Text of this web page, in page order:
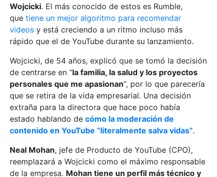
Wojcicki. El más conocido de estos es Rumble,
que tiene un mejor algoritmo para recomendar
videos y está creciendo a un ritmo incluso más
rápido que el de YouTube durante su lanzamiento.
Wojcicki, de 54 años, explicó que se tomó la decisión
de centrarse en “la familia, la salud y los proyectos
personales que me apasionan“, por lo que parecería
que se retira de la vida empresarial. Una decisión
extraña para la directora que hace poco había
estado hablando de cómo la moderación de
contenido en YouTube “literalmente salva vidas”.
Neal Mohan, jefe de Producto de YouTube (CPO),
reemplazará a Wojcicki como el máximo responsable
de la empresa. Mohan tiene un perfil más técnico y